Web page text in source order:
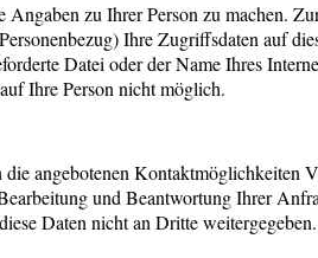
zu Ihrer Person zu machen.
Ihre Zugriffsdaten auf
Datei oder der Name Ihres
Ihre Person nicht möglich.
angebotenen Kontaktmöglichkeiten
und Beantwortung Ihrer
Daten nicht an Dritte weitergegeben.